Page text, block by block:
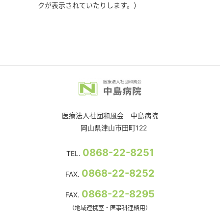
クが表示されていたりします。）
医療法人社団和風会 中島病院
岡山県津山市田町122
TEL. 0868-22-8251
FAX. 0868-22-8252
FAX. 0868-22-8295
（地域連携室・医事科連絡用）